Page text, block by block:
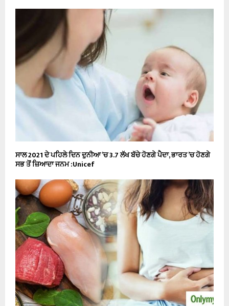
ਸਾਲ 2021 ਦੇ ਪਹਿਲੇ ਦਿਨ ਦੁਨੀਆ ’ਚ 3.7 ਲੱਖ ਬੱਚੇ ਹੋਣਗੇ ਪੈਦਾ, ਭਾਰਤ ’ਚ ਹੋਣਗੇ
ਸਭ ਤੋਂ ਜ਼ਿਆਦਾ ਜਨਮ :Unicef